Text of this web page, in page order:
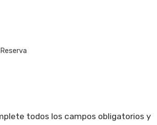
Reserva
todos los campos obligatorios y